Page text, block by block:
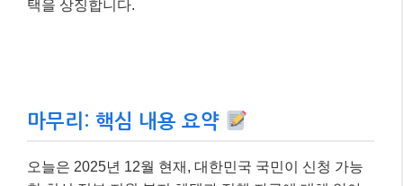
마무리: 핵심 내용 요약
오늘은 2025년 12월 현재, 대한민국 국민이 신청 가능